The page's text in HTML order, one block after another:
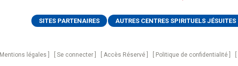
SITES PARTENAIRES AUTRES CENTRES SPIRITUELS JÉSUITES
Mentions légales Se connecter Accès Réservé Politique de confidentialité